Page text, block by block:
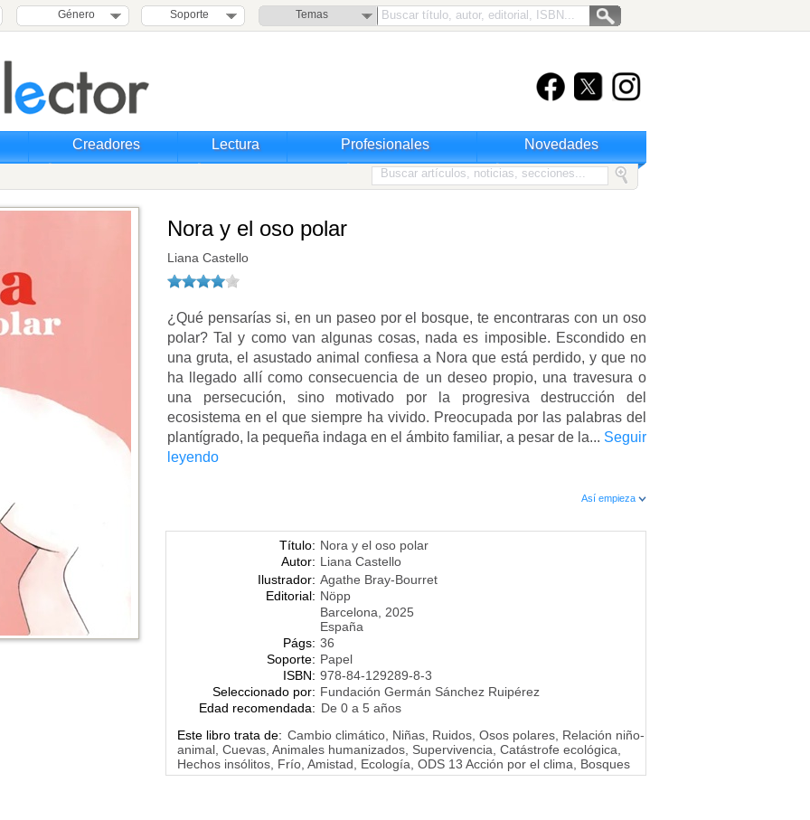
Género Soporte Temas
Creadores Lectura Profesionales Novedades
Nora y el oso polar
Liana Castello
¿Qué pensarías si, en un paseo por el bosque, te encontraras con un oso
polar? Tal y como van algunas cosas, nada es imposible. Escondido en
una gruta, el asustado animal confiesa a Nora que está perdido, y que no
ha llegado allí como consecuencia de un deseo propio, una travesura o
una persecución, sino motivado por la progresiva destrucción del
ecosistema en el que siempre ha vivido. Preocupada por las palabras del
plantígrado, la pequeña indaga en el ámbito familiar, a pesar de la... Seguir
leyendo
Así empieza
Título: Nora y el oso polar
Autor: Liana Castello
Ilustrador: Agathe Bray-Bourret
Editorial: Nöpp
Barcelona, 2025
España
Págs: 36
Soporte: Papel
ISBN: 978-84-129289-8-3
Seleccionado por: Fundación Germán Sánchez Ruipérez
Edad recomendada: De 0 a 5 años
Este libro trata de: Cambio climático, Niñas, Ruidos, Osos polares, Relación niño-
animal, Cuevas, Animales humanizados, Supervivencia, Catástrofe ecológica,
Hechos insólitos, Frío, Amistad, Ecología, ODS 13 Acción por el clima, Bosques